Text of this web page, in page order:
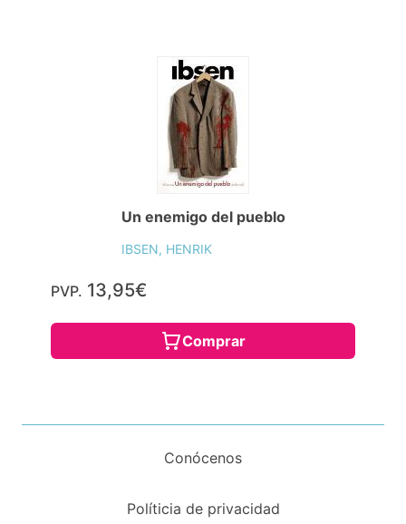
Un enemigo del pueblo
IBSEN, HENRIK
PVP. 13,95€
Comprar
Conócenos
Políticia de privacidad